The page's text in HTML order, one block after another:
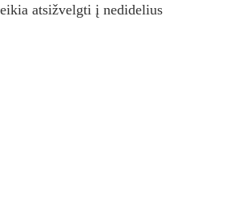
atsižvelgti į nedidelius